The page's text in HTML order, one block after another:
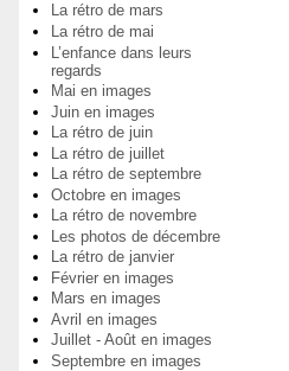
La rétro de mars
La rétro de mai
L’enfance dans leurs
regards
Mai en images
Juin en images
La rétro de juin
La rétro de juillet
La rétro de septembre
Octobre en images
La rétro de novembre
Les photos de décembre
La rétro de janvier
Février en images
Mars en images
Avril en images
Juillet - Août en images
Septembre en images